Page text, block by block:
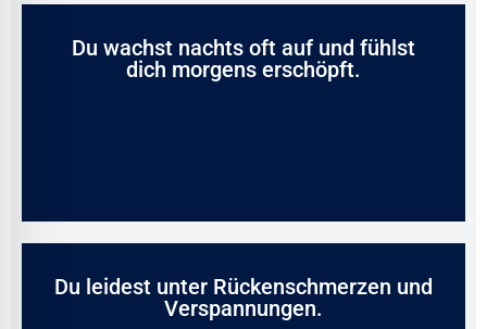
Du wachst nachts oft auf und fühlst
dich morgens erschöpft.
Du leidest unter Rückenschmerzen und
Verspannungen.